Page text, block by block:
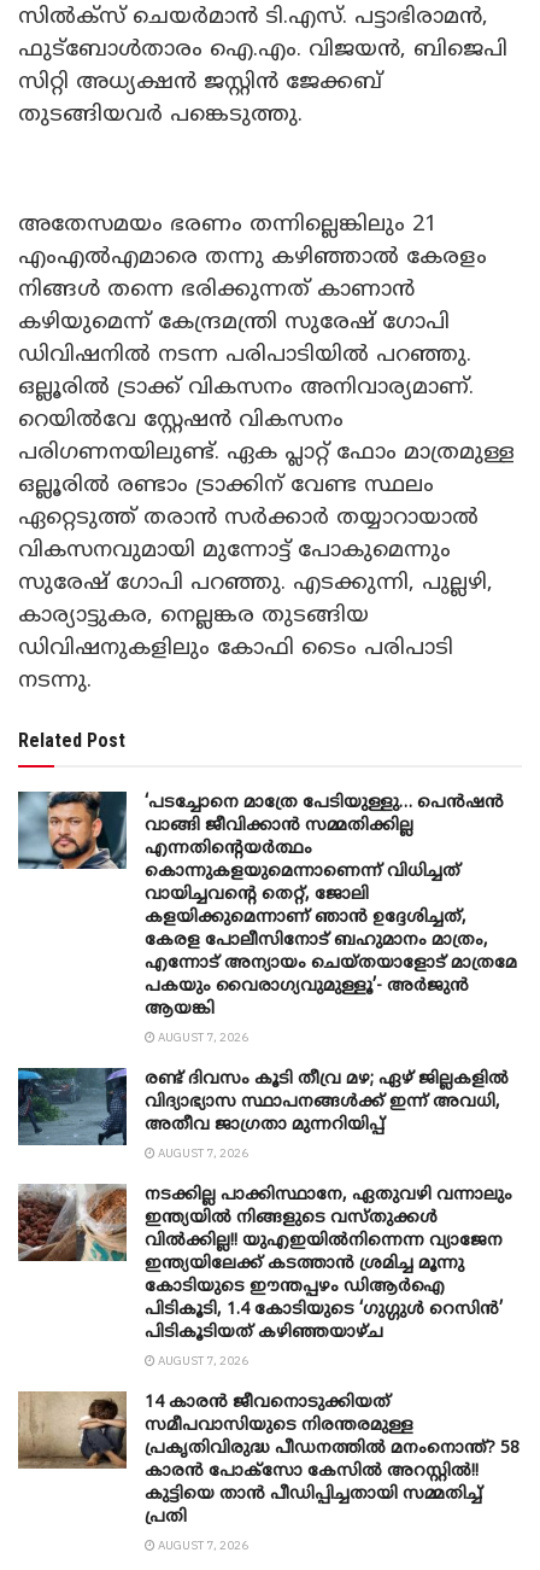
സില്‍ക്സ് ചെയര്‍മാന്‍ ടി.എസ്. പട്ടാഭിരാമന്‍,
ഫുട്ബോള്‍താരം ഐ.എം. വിജയന്‍, ബിജെപി
സിറ്റി അധ്യക്ഷന്‍ ജസ്റ്റിന്‍ ജേക്കബ്
തുടങ്ങിയവര്‍ പങ്കെടുത്തു.
അതേസമയം ഭരണം തന്നില്ലെങ്കിലും 21
എംഎല്‍എമാരെ തന്നു കഴിഞ്ഞാല്‍ കേരളം
നിങ്ങള്‍ തന്നെ ഭരിക്കുന്നത് കാണാന്‍
കഴിയുമെന്ന് കേന്ദ്രമന്ത്രി സുരേഷ് ഗോപി
ഡിവിഷനില്‍ നടന്ന പരിപാടിയില്‍ പറഞ്ഞു.
ഒല്ലൂരില്‍ ട്രാക്ക് വികസനം അനിവാര്യമാണ്.
റെയില്‍വേ സ്റ്റേഷന്‍ വികസനം
പരിഗണനയിലുണ്ട്. ഏക പ്ലാറ്റ് ഫോം മാത്രമുള്ള
ഒല്ലൂരില്‍ രണ്ടാം ട്രാക്കിന് വേണ്ട സ്ഥലം
ഏറ്റെടുത്ത് തരാന്‍ സര്‍ക്കാര്‍ തയ്യാറായാല്‍
വികസനവുമായി മുന്നോട്ട് പോകുമെന്നും
സുരേഷ് ഗോപി പറഞ്ഞു. എടക്കുന്നി, പുല്ലഴി,
കാര്യാട്ടുകര, നെല്ലങ്കര തുടങ്ങിയ
ഡിവിഷനുകളിലും കോഫി ടൈം പരിപാടി
നടന്നു.
Related Post
‘പടച്ചോനെ മാത്രേ പേടിയുള്ളു… പെൻഷൻ
വാങ്ങി ജീവിക്കാൻ സമ്മതിക്കില്ല
എന്നതിന്റെയർത്ഥം
കൊന്നുകളയുമെന്നാണെന്ന് വിധിച്ചത്
വായിച്ചവന്റെ തെറ്റ്, ജോലി
കളയിക്കുമെന്നാണ് ഞാൻ ഉദ്ദേശിച്ചത്,
കേരള പോലീസിനോട് ബഹുമാനം മാത്രം,
എന്നോട് അന്യായം ചെയ്തയാളോട് മാത്രമേ
പകയും വൈരാഗ്യവുമുള്ളൂ’- അർജുൻ
ആയങ്കി
AUGUST 7, 2026
രണ്ട് ദിവസം കൂടി തീവ്ര മഴ; ഏഴ് ജില്ലകളിൽ
വിദ്യാഭ്യാസ സ്ഥാപനങ്ങൾക്ക് ഇന്ന് അവധി,
അതീവ ജാ​ഗ്രതാ മുന്നറിയിപ്പ്
AUGUST 7, 2026
നടക്കില്ല പാക്കിസ്ഥാനേ, ഏതുവഴി വന്നാലും
ഇന്ത്യയിൽ നിങ്ങളുടെ വസ്തുക്കൾ
വിൽക്കില്ല!! യുഎഇയിൽനിന്നെന്ന വ്യാജേന
ഇന്ത്യയിലേക്ക് കടത്താൻ ശ്രമിച്ച മൂന്നു
കോടിയുടെ ഈന്തപ്പഴം ഡിആർഐ
പിടികൂടി, 1.4 കോടിയുടെ ‘ഗുഗ്ഗുൾ റെസിൻ’
പിടികൂടിയത് കഴിഞ്ഞയാഴ്ച
AUGUST 7, 2026
14 കാരൻ ജീവനൊടുക്കിയത്
സമീപവാസിയുടെ നിരന്തരമുള്ള
പ്രകൃതിവിരുദ്ധ പീഡനത്തിൽ മനംനൊന്ത്? 58
കാരൻ പോക്സോ കേസിൽ അറസ്റ്റിൽ!!
കുട്ടിയെ താൻ പീഡിപ്പിച്ചതായി സമ്മതിച്ച്
പ്രതി
AUGUST 7, 2026